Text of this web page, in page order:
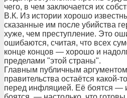
чего, в чем заключается их
В.К. Из истории хорошо
сказанные им после убийства
хуже, чем преступление. Это
ошибаются, считая, что всех
конце концов — хорошо и
пределами "этой страны".
Главным публичным
правительства остаётся какой-
перед инфляцией. Её боятся —